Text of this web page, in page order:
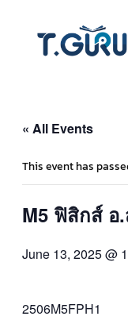
« All Events
This event has
M5 ฟิสิกส์ อ
June 13, 2025 @
2506M5FPH1